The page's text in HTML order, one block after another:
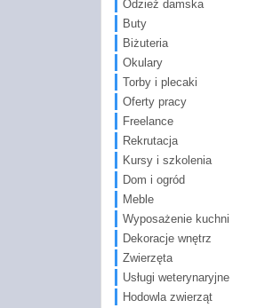
Odzież damska
Buty
Biżuteria
Okulary
Torby i plecaki
Oferty pracy
Freelance
Rekrutacja
Kursy i szkolenia
Dom i ogród
Meble
Wyposażenie kuchni
Dekoracje wnętrz
Zwierzęta
Usługi weterynaryjne
Hodowla zwierząt